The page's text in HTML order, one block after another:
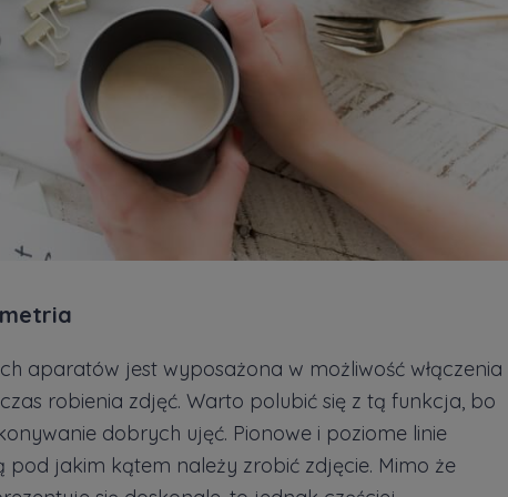
aparatów jest wyposażona w możliwość włączenia
robienia zdjęć. Warto polubić się z tą funkcja, bo
dobrych ujęć. Pionowe i poziome linie
pod jakim kątem należy zrobić zdjęcie. Mimo że